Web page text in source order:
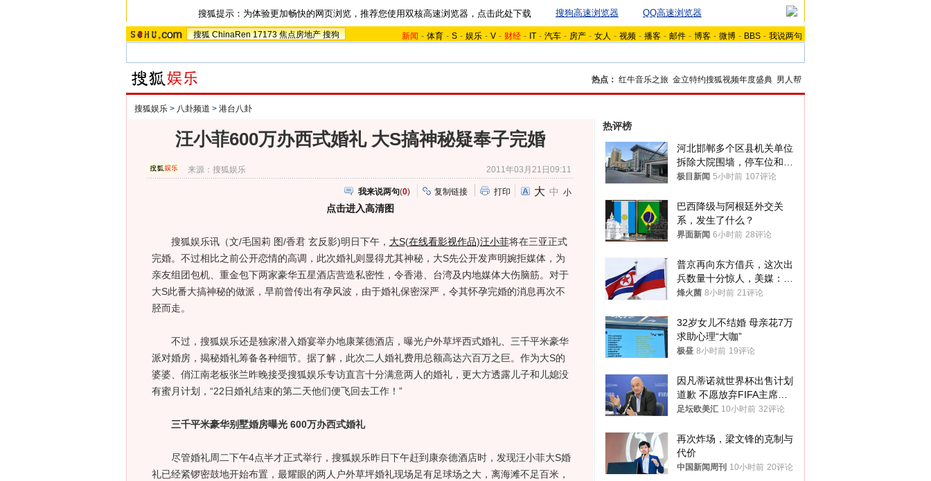
搜狐提示：为体验更加畅快的网页浏览，推荐您使用双核高速浏览器，点击此处下载 搜狗高速浏览器 QQ高速浏览器
搜狐 ChinaRen 17173 焦点房地产 搜狗 新闻 - 体育 - S - 娱乐 - V - 财经 - IT - 汽车 - 房产 - 女人 - 视频 - 播客 - 邮件 - 博客 - 微博 - BBS - 我说两句
热点： 红牛音乐之旅 金立特约搜狐视频年度盛典 男人帮
搜狐娱乐 > 八卦频道 > 港台八卦
汪小菲600万办西式婚礼 大S搞神秘疑奉子完婚
来源：搜狐娱乐 2011年03月21日09:11
我来说两句(0) 复制链接 打印 大 中 小
点击进入高清图
搜狐娱乐讯（文/毛国莉 图/香君 玄反影)明日下午， 大S(在线看影视作品)汪小菲将在三亚正式
完婚。不过相比之前公开恋情的高调，此次婚礼则显得尤其神秘，大S先公开发声明婉拒媒体，为
亲友组团包机、重金包下两家豪华五星酒店营造私密性，令香港、台湾及内地媒体大伤脑筋。对于
大S此番大搞神秘的做派，早前曾传出有孕风波，由于婚礼保密深严，令其怀孕完婚的消息再次不
胫而走。
不过，搜狐娱乐还是独家潜入婚宴举办地康莱德酒店，曝光户外草坪西式婚礼、三千平米豪华
派对婚房，揭秘婚礼筹备各种细节。据了解，此次二人婚礼费用总额高达六百万之巨。作为大S的
婆婆、俏江南老板张兰昨晚接受搜狐娱乐专访直言十分满意两人的婚礼，更大方透露儿子和儿媳没
有蜜月计划，“22日婚礼结束的第二天他们便飞回去工作！”
三千平米豪华别墅婚房曝光 600万办西式婚礼
尽管婚礼周二下午4点半才正式举行，搜狐娱乐昨日下午赶到康奈德酒店时，发现汪小菲大S婚
礼已经紧锣密鼓地开始布置，最耀眼的两人户外草坪婚礼现场足有足球场之大，离海滩不足百米，
热评榜
河北邯郸多个区县机关单位
拆除大院围墙，停车位和厕
所免费开放，当地多部门回
极目新闻 5小时前 107评论
巴西降级与阿根廷外交关
系，发生了什么？
界面新闻 6小时前 28评论
普京再向东方借兵，这次出
兵数量十分惊人，美媒：俄
朝要动真格？
烽火菌 8小时前 21评论
32岁女儿不结婚 母亲花7万
求助心理“大咖”
极昼 8小时前 19评论
因凡蒂诺就世界杯出售计划
道歉 不愿放弃FIFA主席职
位
足坛欧美汇 10小时前 32评论
再次炸场，梁文锋的克制与
代价
中国新闻周刊 10小时前 20评论